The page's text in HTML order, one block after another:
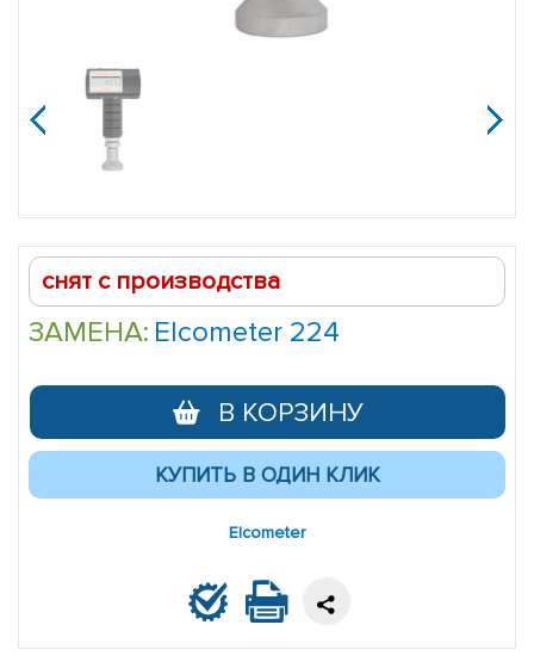
снят с производства
ЗАМЕНА: Elcometer 224
В КОРЗИНУ
Elcometer